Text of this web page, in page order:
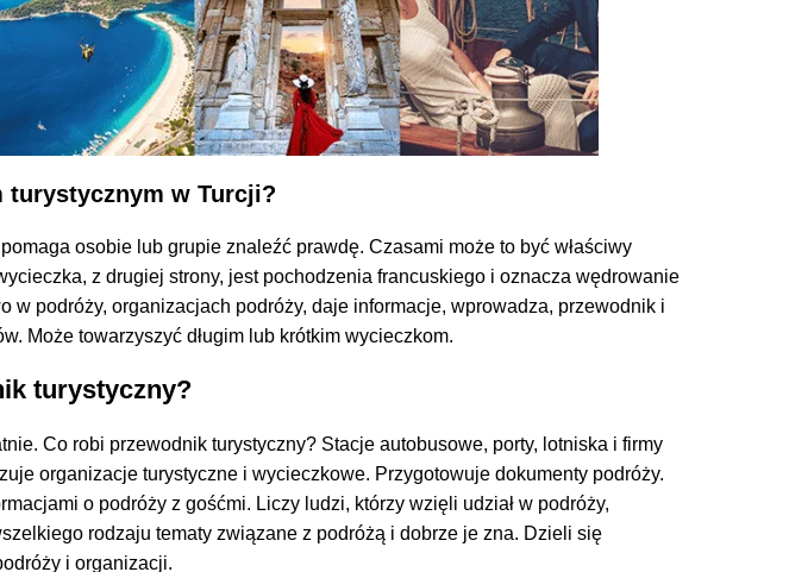
turystycznym w Turcji?
osobie lub grupie znaleźć prawdę. Czasami może to być właściwy
z drugiej strony, jest pochodzenia francuskiego i oznacza wędrowanie
podróży, organizacjach podróży, daje informacje, wprowadza, przewodnik i
Może towarzyszyć długim lub krótkim wycieczkom.
turystyczny?
Co robi przewodnik turystyczny? Stacje autobusowe, porty, lotniska i firmy
organizacje turystyczne i wycieczkowe. Przygotowuje dokumenty podróży.
o podróży z gośćmi. Liczy ludzi, którzy wzięli udział w podróży,
rodzaju tematy związane z podróżą i dobrze je zna. Dzieli się
i organizacji.